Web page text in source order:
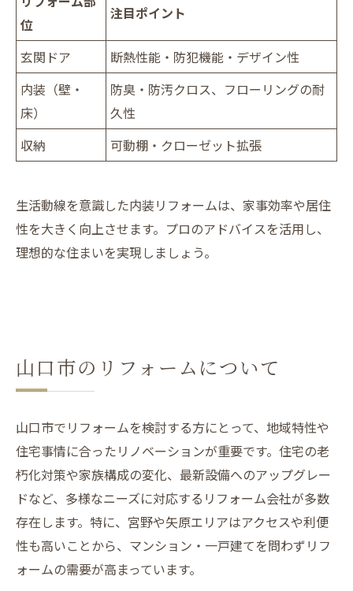
位
注目ポイント
玄関ドア
断熱性能・防犯機能・デザイン性
内装（壁・
床）
防臭・防汚クロス、フローリングの耐
久性
収納
可動棚・クローゼット拡張
生活動線を意識した内装リフォームは、家事効率や居住
性を大きく向上させます。プロのアドバイスを活用し、
理想的な住まいを実現しましょう。
山口市のリフォームについて
山口市でリフォームを検討する方にとって、地域特性や
住宅事情に合ったリノベーションが重要です。住宅の老
朽化対策や家族構成の変化、最新設備へのアップグレー
ドなど、多様なニーズに対応するリフォーム会社が多数
存在します。特に、宮野や矢原エリアはアクセスや利便
性も高いことから、マンション・一戸建てを問わずリフ
ォームの需要が高まっています。